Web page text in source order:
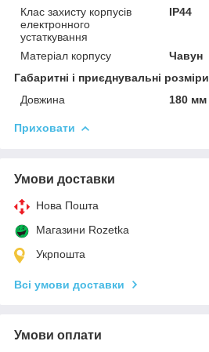
Клас захисту корпусів
електронного
устаткування
IP44
Матеріал корпусу
Чавун
Габаритні і приєднувальні розміри
Довжина
180 мм
Приховати
Умови доставки
Нова Пошта
Магазини Rozetka
Укрпошта
Всі умови доставки
Умови оплати